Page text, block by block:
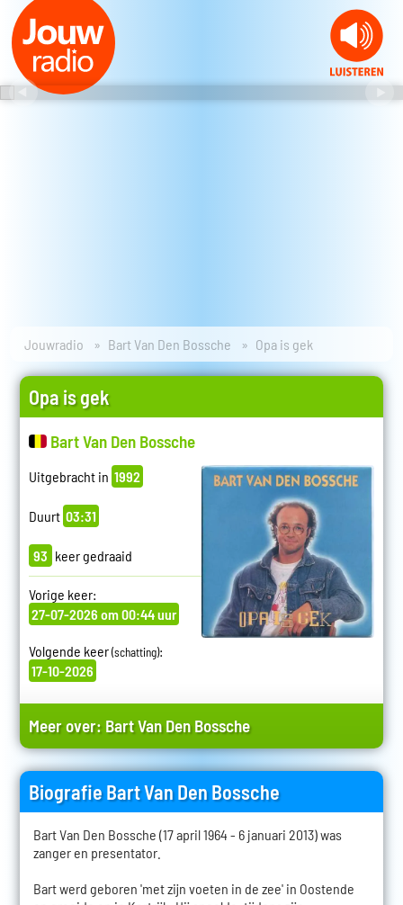
Jouwradio Bart Van Den Bossche Opa is gek
Opa is gek
Bart Van Den Bossche
Uitgebracht in 1992
Duurt 03:31
93 keer gedraaid
Vorige keer:
27-07-2026 om 00:44 uur
Volgende keer(schatting):
17-10-2026
Meer over: Bart Van Den Bossche
Biografie Bart Van Den Bossche
Bart Van Den Bossche (17 april 1964 - 6 januari 2013) was
zanger en presentator.
Bart werd geboren 'met zijn voeten in de zee' in Oostende